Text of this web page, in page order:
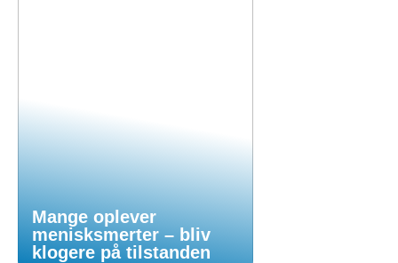
Mange oplever
menisksmerter – bliv
klogere på tilstanden